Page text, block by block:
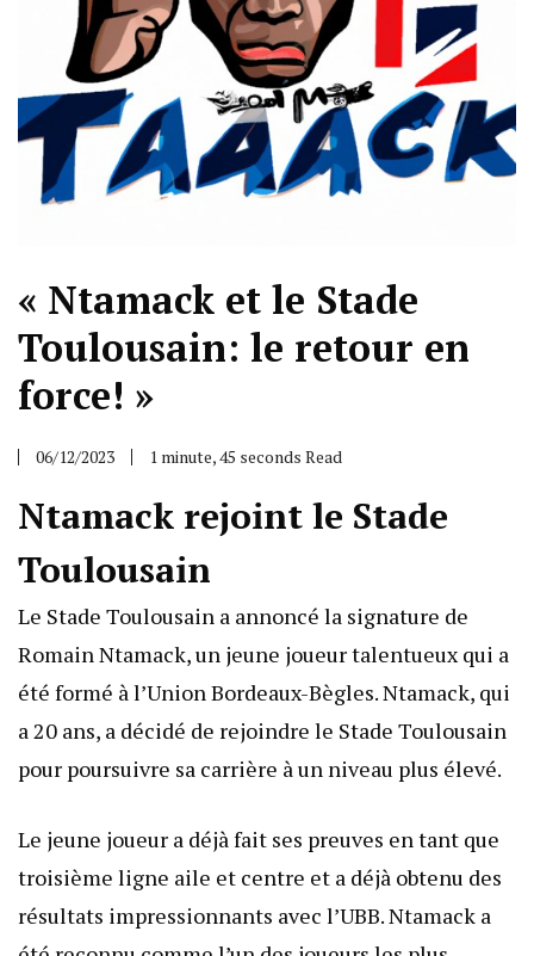
« Ntamack et le Stade
Toulousain: le retour en
force! »
06/12/2023 1 minute, 45 seconds Read
Ntamack rejoint le Stade
Toulousain
Le Stade Toulousain a annoncé la signature de
Romain Ntamack, un jeune joueur talentueux qui a
été formé à l’Union Bordeaux-Bègles. Ntamack, qui
a 20 ans, a décidé de rejoindre le Stade Toulousain
pour poursuivre sa carrière à un niveau plus élevé.
Le jeune joueur a déjà fait ses preuves en tant que
troisième ligne aile et centre et a déjà obtenu des
résultats impressionnants avec l’UBB. Ntamack a